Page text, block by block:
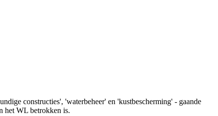
constructies', 'waterbeheer' en 'kustbescherming' - gaande
het WL betrokken is.